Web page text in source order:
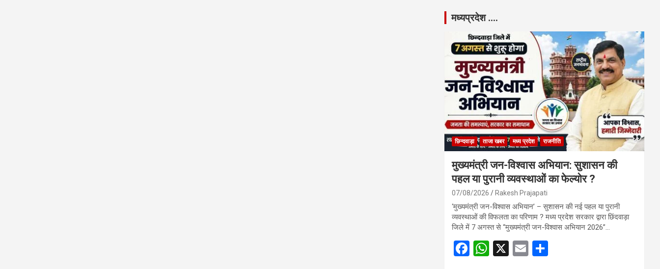
मध्यप्रदेश ….
छिन्दवाड़ा ताजा खबर मध्य प्रदेश राजनीति
मुख्यमंत्री जन-विश्वास अभियान: सुशासन की
पहल या पुरानी व्यवस्थाओं का फेल्योर ?
07/08/2026 Rakesh Prajapati
‘मुख्यमंत्री जन-विश्वास अभियान’ – सुशासन की नई पहल या पुरानी
व्यवस्थाओं की विफलता का परिणाम ? मध्य प्रदेश सरकार द्वारा छिंदवाड़ा
जिले में 7 अगस्त से “मुख्यमंत्री जन-विश्वास अभियान 2026”…
F
W X
E